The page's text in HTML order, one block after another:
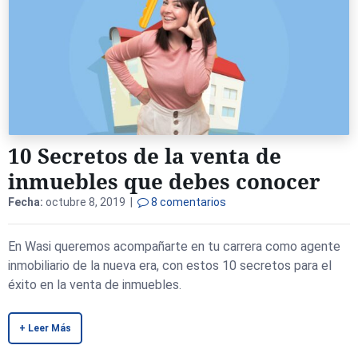
10 Secretos de la venta de
inmuebles que debes conocer
Fecha: octubre 8, 2019 | 8 comentarios
En Wasi queremos acompañarte en tu carrera como agente
inmobiliario de la nueva era, con estos 10 secretos para el
éxito en la venta de inmuebles.
+ Leer Más